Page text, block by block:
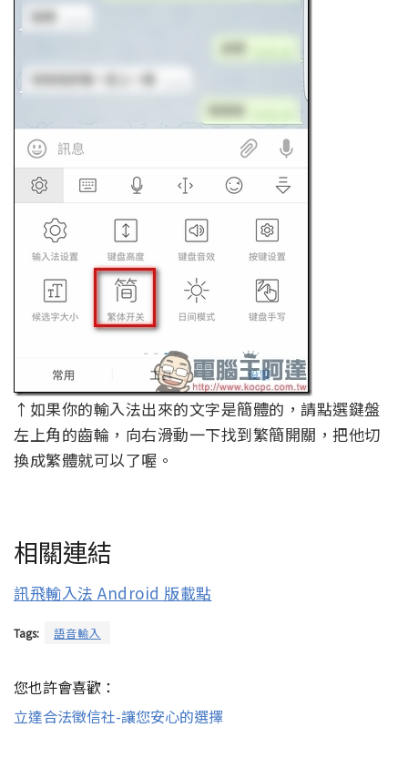
↑如果你的輸入法出來的文字是簡體的，請點選鍵盤
左上角的齒輪，向右滑動一下找到繁簡開關，把他切
換成繁體就可以了喔。
相關連結
訊飛輸入法 Android 版載點
Tags: 語音輸入
您也許會喜歡：
立達合法徵信社-讓您安心的選擇